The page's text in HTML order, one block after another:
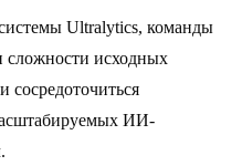
Ultralytics, команды
сложности исходных
сосредоточиться
ИИ-